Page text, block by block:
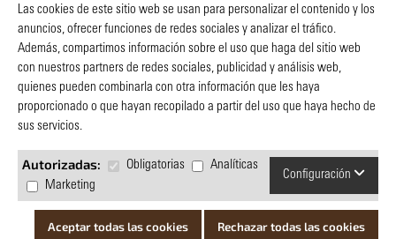
Las cookies de este sitio web se usan para personalizar el contenido y los
anuncios, ofrecer funciones de redes sociales y analizar el tráfico.
Además, compartimos información sobre el uso que haga del sitio web
con nuestros partners de redes sociales, publicidad y análisis web,
quienes pueden combinarla con otra información que les haya
proporcionado o que hayan recopilado a partir del uso que haya hecho de
sus servicios.
Autorizadas: Obligatorias
Analíticas
Marketing
Configuración
Aceptar todas las cookies Rechazar todas las cookies
MAQUINARIA|CONSUMIBLES|
Catálogos-Despieces Y Manuales-
Servicio Técnico-Noticias-Contacto
INFORMACIÓN
Servicio al cliente